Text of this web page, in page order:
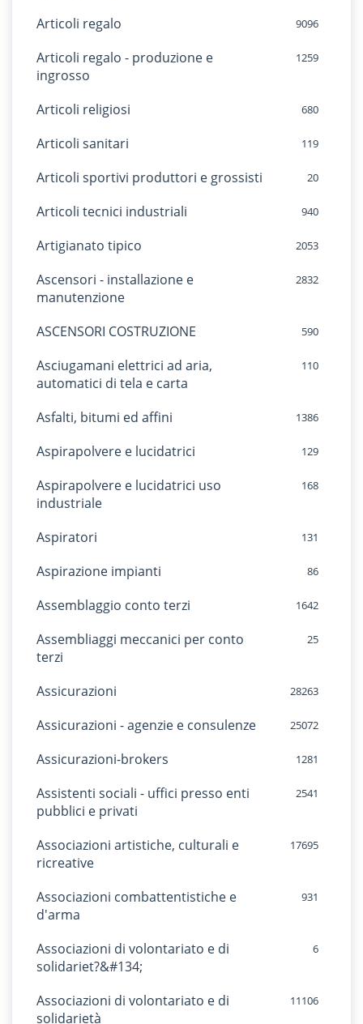
Articoli regalo 9096
Articoli regalo - produzione e
ingrosso
1259
Articoli religiosi 680
Articoli sanitari 119
Articoli sportivi produttori e grossisti 20
Articoli tecnici industriali 940
Artigianato tipico 2053
Ascensori - installazione e
manutenzione
2832
ASCENSORI COSTRUZIONE 590
Asciugamani elettrici ad aria,
automatici di tela e carta
110
Asfalti, bitumi ed affini 1386
Aspirapolvere e lucidatrici 129
Aspirapolvere e lucidatrici uso
industriale
168
Aspiratori 131
Aspirazione impianti 86
Assemblaggio conto terzi 1642
Assembliaggi meccanici per conto
terzi
25
Assicurazioni 28263
Assicurazioni - agenzie e consulenze 25072
Assicurazioni-brokers 1281
Assistenti sociali - uffici presso enti
pubblici e privati
2541
Associazioni artistiche, culturali e
ricreative
17695
Associazioni combattentistiche e
d'arma
931
Associazioni di volontariato e di
solidariet?&#134;
6
Associazioni di volontariato e di
solidarietà
11106